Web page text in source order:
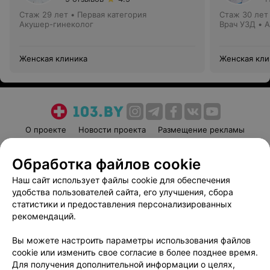
Стаж 29 лет • Первая категория
Акушер-гинеколог
Женская клиника
Стаж 30 лет
Врач УЗД •
Женская
О проекте Новости проекта
Размещение рекламы
Пользовательское соглашение
Способы оплаты
Вакансии
Партнеры
Написать руководителю 103.by
Обработка персональных данных
Обработка файлов cookie
Наш сайт использует файлы cookie для обеспечения
удобства пользователей сайта, его улучшения, сбора
статистики и предоставления персонализированных
рекомендаций.
Вы можете настроить параметры использования файлов
cookie или изменить свое согласие в более позднее время.
Для получения дополнительной информации о целях,